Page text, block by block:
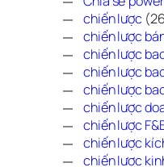
chiến lược
chiến lược
chiến lược
chiến lược
chiến lược
chiến lược
chiến lược
chiến lược
chiến lược